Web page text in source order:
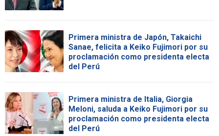
Primera ministra de Japón, Takaichi
Sanae, felicita a Keiko Fujimori por su
proclamación como presidenta electa
del Perú
Primera ministra de Italia, Giorgia
Meloni, saluda a Keiko Fujimori por su
proclamación como presidenta electa
del Perú